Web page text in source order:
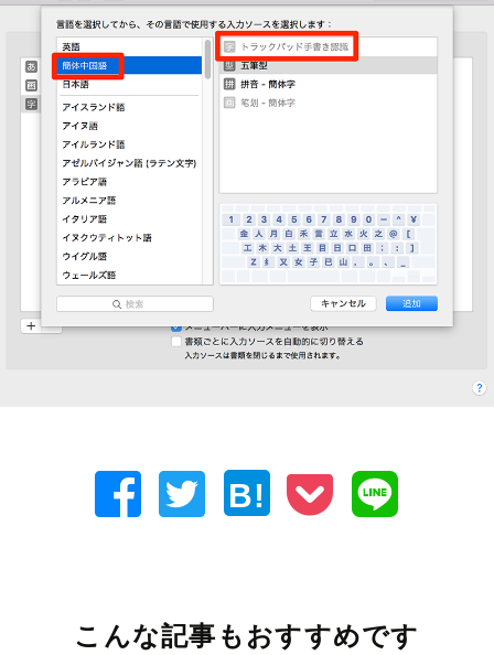
B!
こんな記事もおすすめです